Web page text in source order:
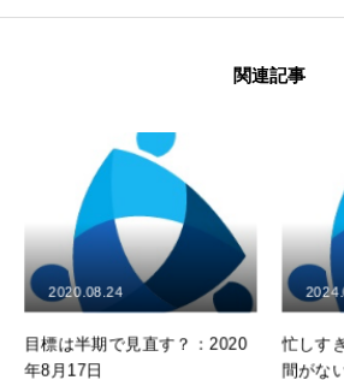
関連記事
？：2020
忙しすぎて神と二人きりの時
間がない？ 2024年8月19日
2024.08.19